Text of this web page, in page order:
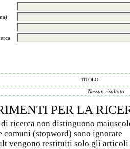
TITOLO
Nessun risultato
PER LA
ricerca non distinguono
comuni (stopword) sono ignorate
vengono restituiti solo gli